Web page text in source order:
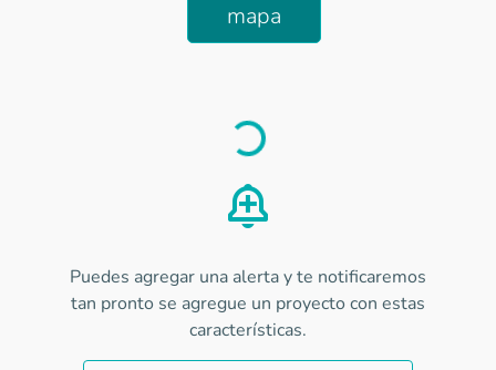
mapa
Load
Puedes agregar una alerta y te notificaremos
tan pronto se agregue un proyecto con estas
características.